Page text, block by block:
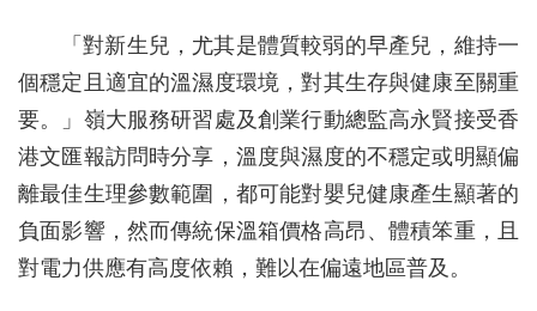
「對新生兒，尤其是體質較弱的早產兒，維持一
個穩定且適宜的溫濕度環境，對其生存與健康至關重
要。」嶺大服務研習處及創業行動總監高永賢接受香
港文匯報訪問時分享，溫度與濕度的不穩定或明顯偏
離最佳生理參數範圍，都可能對嬰兒健康產生顯著的
負面影響，然而傳統保溫箱價格高昂、體積笨重，且
對電力供應有高度依賴，難以在偏遠地區普及。